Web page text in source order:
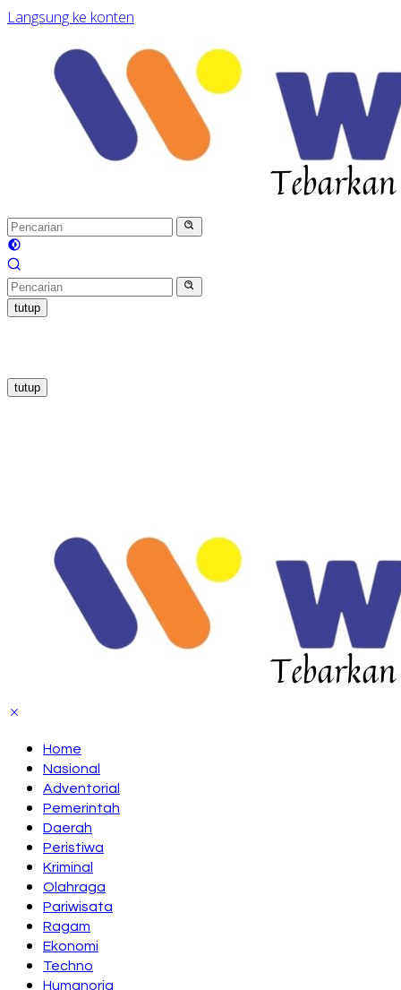
Langsung ke konten
tutup
tutup
Home
Nasional
Adventorial
Pemerintah
Daerah
Peristiwa
Kriminal
Olahraga
Pariwisata
Ragam
Ekonomi
Techno
Humanoria